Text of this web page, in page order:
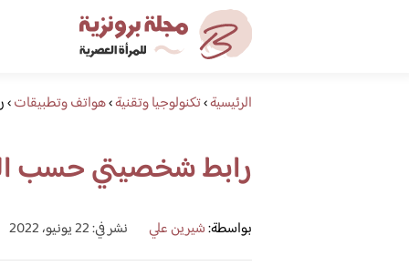
الرئيسية›تكنولوجيا وتقنية›هواتف وتطبيقات›
رابط شخصيتي حسب
بواسطة:شيرين علي نشر في: 22 يونيو، 2022